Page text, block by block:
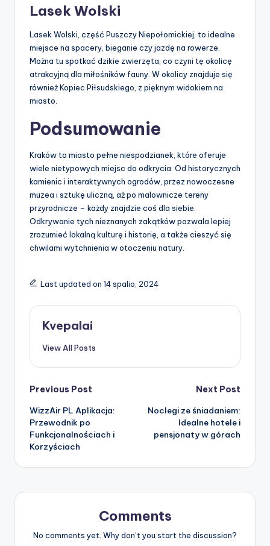
Lasek Wolski
Lasek Wolski, część Puszczy Niepołomickiej, to idealne
miejsce na spacery, bieganie czy jazdę na rowerze.
Można tu spotkać dzikie zwierzęta, co czyni tę okolicę
atrakcyjną dla miłośników fauny. W okolicy znajduje się
również Kopiec Piłsudskiego, z pięknym widokiem na
miasto.
Podsumowanie
Kraków to miasto pełne niespodzianek, które oferuje
wiele nietypowych miejsc do odkrycia. Od historycznych
kamienic i interaktywnych ogrodów, przez nowoczesne
muzea i sztukę uliczną, aż po malownicze tereny
przyrodnicze – każdy znajdzie coś dla siebie.
Odkrywanie tych nieznanych zakątków pozwala lepiej
zrozumieć lokalną kulturę i historię, a także cieszyć się
chwilami wytchnienia w otoczeniu natury.
Last updated on 14 spalio, 2024
Kvepalai
View All Posts
Post
navigation
Previous Post
WizzAir PL Aplikacja:
Przewodnik po
Funkcjonalnościach i
Korzyściach
Next Post
Noclegi ze śniadaniem:
Idealne hotele i
pensjonaty w górach
Comments
No comments yet. Why don’t you start the discussion?